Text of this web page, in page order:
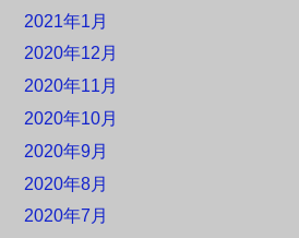
2021年1月
2020年12月
2020年11月
2020年10月
2020年9月
2020年8月
2020年7月